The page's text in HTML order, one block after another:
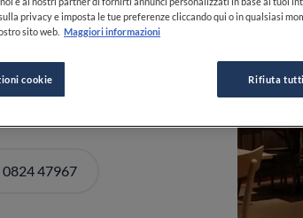
0824 47967
privacy e imposta le tue preferenze cliccando qui o in qualsiasi
sito web. Maggiori informazioni
cookie Rifiuta tutti